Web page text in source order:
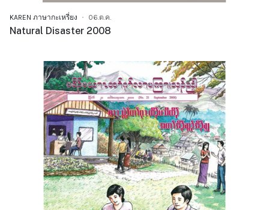
KAREN ภาษากะเหรี่ยง 06.ต.ค.
Natural Disaster 2008